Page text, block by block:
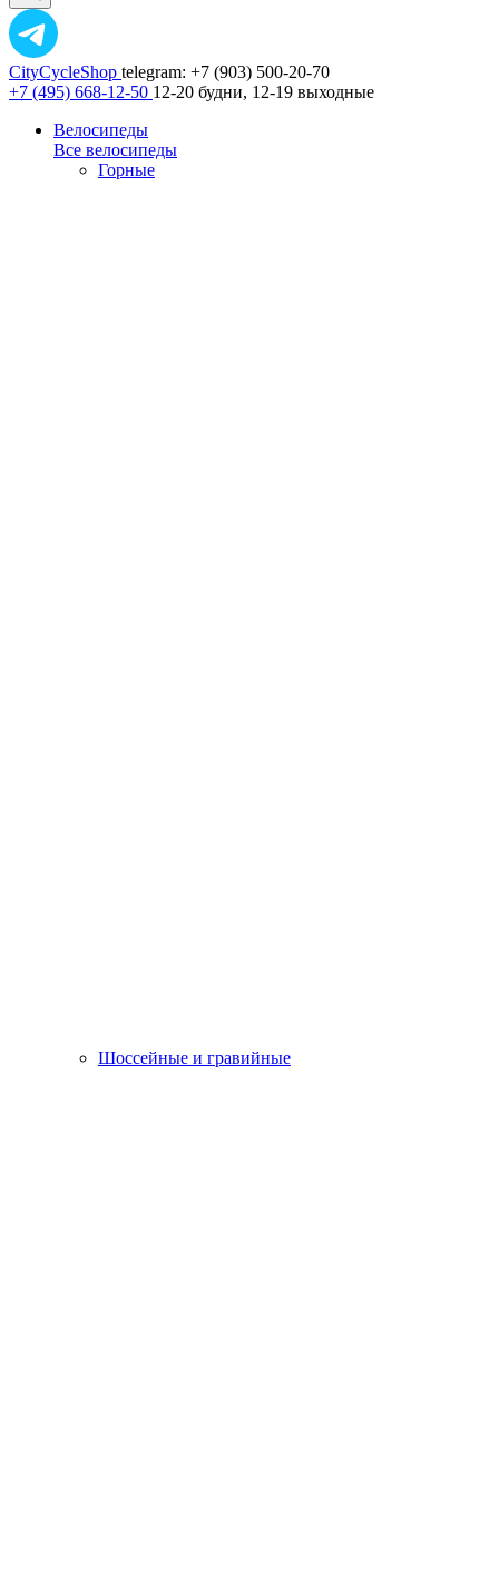
CityCycleShop telegram: +7 (903) 500-20-70
+7 (495) 668-12-50 12-20 будни, 12-19 выходные
Велосипеды
Все велосипеды
Горные
Шоссейные и гравийные